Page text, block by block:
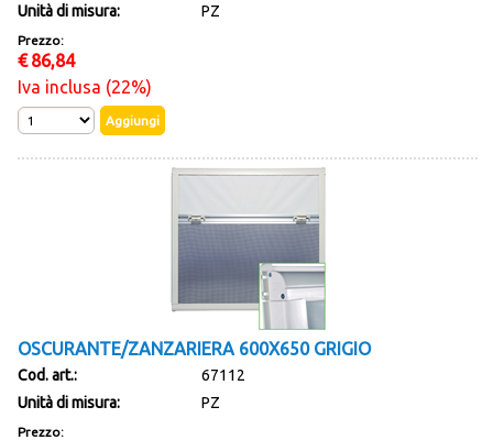
Unità di misura:
PZ
Prezzo:
€ 86,84
Iva inclusa (22%)
OSCURANTE/ZANZARIERA 600X650 GRIGIO
Cod. art.:
67112
Unità di misura:
PZ
Prezzo: